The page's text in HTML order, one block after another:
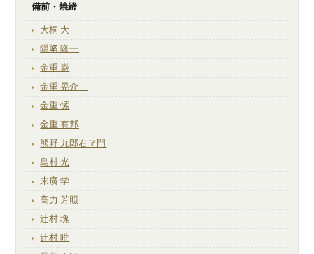
備前・焼締
大桐 大
隠﨑 隆一
金重 巌
金重 晃介
金重 愫
金重 有邦
熊野 九郎右ヱ門
島村 光
末廣 学
高力 芳照
辻村 塊
辻村 唯